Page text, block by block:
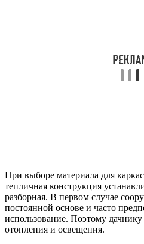
При выборе материала для
тепличная конструкция
разборная. В первом случае
постоянной основе и часто
использование. Поэтому
отопления и освещения.